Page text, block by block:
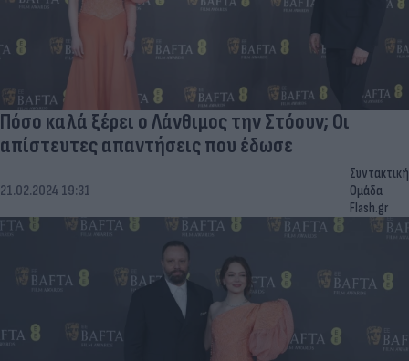
Πόσο καλά ξέρει ο Λάνθιμος την Στόουν; Οι
απίστευτες απαντήσεις που έδωσε
21.02.2024 19:31
Συντακτική
Ομάδα
Flash.gr